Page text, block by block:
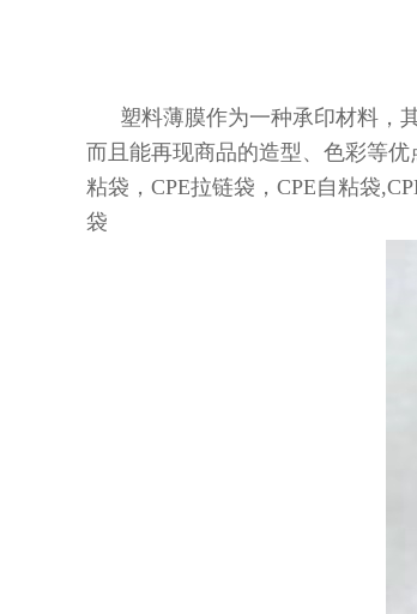
塑料薄膜作为一种承印材料，
而且能再现商品的造型、色彩等
粘袋，CPE拉链袋，CPE自粘袋
袋